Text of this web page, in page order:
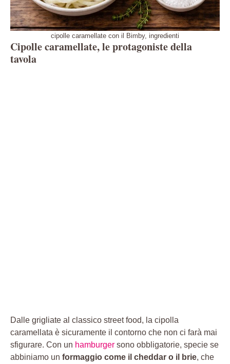
cipolle caramellate con il Bimby, ingredienti
Cipolle caramellate, le protagoniste della
tavola
Dalle grigliate al classico street food, la cipolla
caramellata è sicuramente il contorno che non ci farà mai
sfigurare. Con un hamburger sono obbligatorie, specie se
abbiniamo un formaggio come il cheddar o il brie, che